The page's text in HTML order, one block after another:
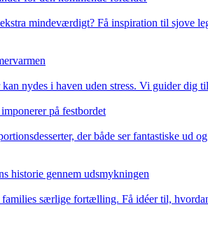
mindeværdigt? Få inspiration til sjove
nydes i haven uden stress. Vi guider dig
på festbordet
der både ser fantastiske ud
historie gennem udsmykningen
særlige fortælling. Få idéer til,